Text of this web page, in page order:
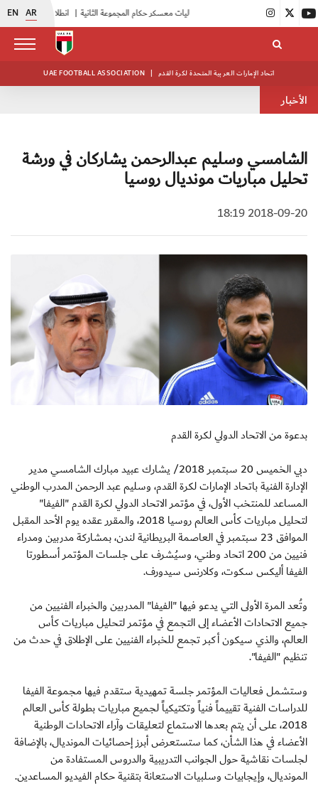
EN AR انطلاق منافسات بطولة النخبة لحرس الرئاسة |
UAE FOOTBALL ASSOCIATION | اتحاد الإمارات العربية المتحدة لكرة القدم
الأخبار
الشامسي وسليم عبدالرحمن يشاركان في ورشة
تحليل مباريات مونديال روسيا
2018-09-20 18:19
بدعوة من الاتحاد الدولي لكرة القدم
دبي الخميس 20 سبتمبر 2018/ يشارك عبيد مبارك الشامسي مدير
الإدارة الفنية باتحاد الإمارات لكرة القدم، وسليم عبد الرحمن المدرب الوطني
المساعد للمنتخب الأول، في مؤتمر الاتحاد الدولي لكرة القدم "الفيفا"
لتحليل مباريات كأس العالم روسيا 2018، والمقرر عقده يوم الأحد المقبل
الموافق 23 سبتمبر في العاصمة البريطانية لندن، بمشاركة مدربين ومدراء
فنيين من 200 اتحاد وطني، وسيُشرف على جلسات المؤتمر أسطورتا
الفيفا أليكس سكوت، وكلارنس سيدورف.
وتُعد المرة الأولى التي يدعو فيها "الفيفا" المدربين والخبراء الفنيين من
جميع الاتحادات الأعضاء إلى التجمع في مؤتمر لتحليل مباريات كأس
العالم، والذي سيكون أكبر تجمع للخبراء الفنيين على الإطلاق في حدث من
تنظيم "الفيفا".
وستشمل فعاليات المؤتمر جلسة تمهيدية ستقدم فيها مجموعة الفيفا
للدراسات الفنية تقييماً فنياً وتكتيكياً لجميع مباريات بطولة كأس العالم
2018، على أن يتم بعدها الاستماع لتعليقات وآراء الاتحادات الوطنية
الأعضاء في هذا الشأن، كما ستستعرض أبرز إحصائيات المونديال، بالإضافة
لجلسات نقاشية حول الجوانب التدريبية والدروس المستفادة من
المونديال، وإيجابيات وسلبيات الاستعانة بتقنية حكام الفيديو المساعدين.